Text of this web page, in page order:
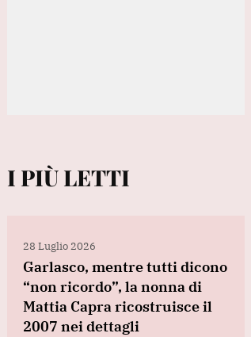
I PIÙ LETTI
28 Luglio 2026
Garlasco, mentre tutti dicono
“non ricordo”, la nonna di
Mattia Capra ricostruisce il
2007 nei dettagli